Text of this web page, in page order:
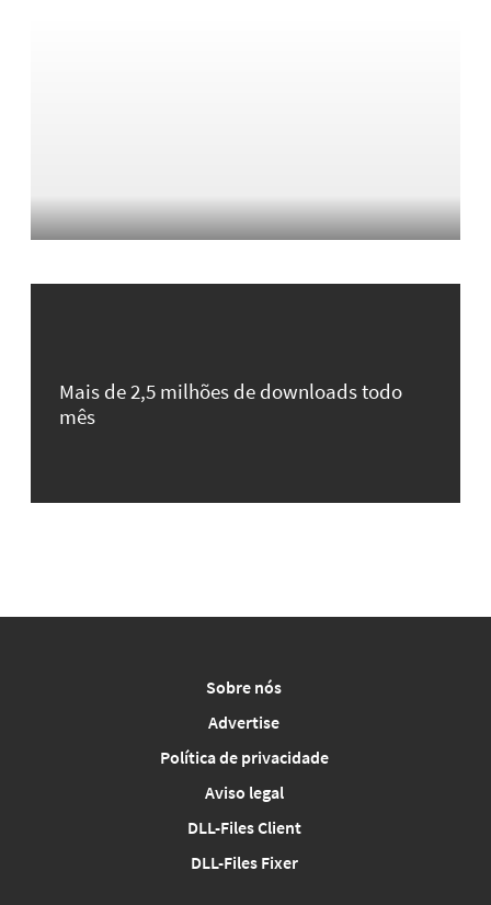
Mais de 2,5 milhões de downloads todo
mês
Sobre nós
Advertise
Política de privacidade
Aviso legal
DLL-Files Client
DLL-Files Fixer